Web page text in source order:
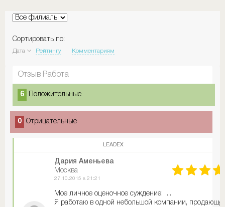
Сортировать по:
Дата Рейтингу Комментариям
Отзыв Работа
6 Положительные
0 Отрицательные
LEADEX
Дария Аменьева
Москва
27.10.2015 в 21:21
Мое личное оценочное суждение: ...
Я работаю в одной небольшой компании,